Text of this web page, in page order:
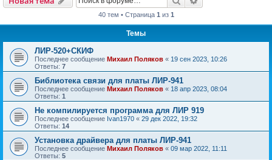
40 тем • Страница 1 из 1
Темы
ЛИР-520+СКИФ
Последнее сообщение Михаил Поляков « 19 сен 2023, 10:26
Ответы: 7
Библиотека связи для платы ЛИР-941
Последнее сообщение Михаил Поляков « 18 апр 2023, 08:04
Ответы: 1
Не компилируется программа для ЛИР 919
Последнее сообщение Ivan1970 « 29 дек 2022, 19:32
Ответы: 14
Установка драйвера для платы ЛИР-941
Последнее сообщение Михаил Поляков « 09 мар 2022, 11:11
Ответы: 5